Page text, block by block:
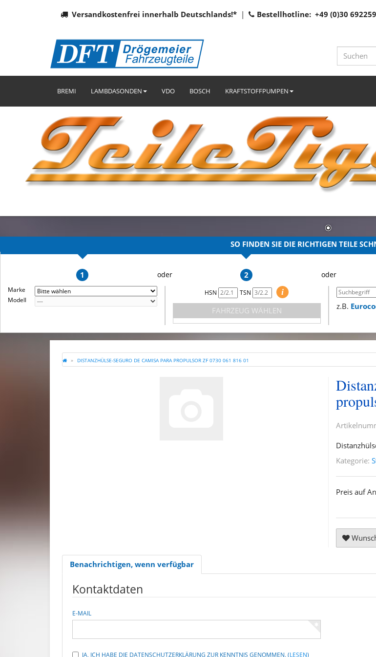
Versandkostenfrei innerhalb Deutschlands!* | Bestellhotline: +49 (0)30
BREMI LAMBDASONDEN VDO BOSCH KRAFTSTOFFPUMPEN
SO FINDEN SIE DIE RICHTIGEN TEILE
1
Marke
Modell
2
HSN TSN
i
FAHRZEUG WÄHLEN
z.B.
DISTANZHÜLSE-SEGURO DE CAMISA PARA PROPULSOR ZF 0730 061 816 01
Kategorie:
Preis auf
Benachrichtigen, wenn verfügbar
Kontaktdaten
E-MAIL
JA, ICH HABE DIE DATENSCHUTZERKLÄRUNG ZUR KENNTNIS GENOMMEN.(LESEN)